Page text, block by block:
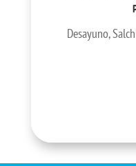
Desayuno,